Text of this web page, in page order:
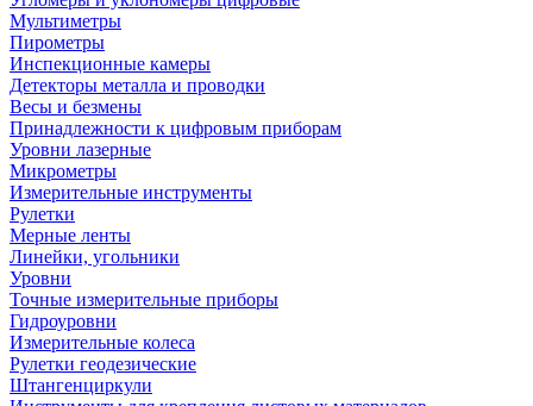
Мультиметры
Пирометры
Инспекционные камеры
Детекторы металла и проводки
Весы и безмены
Принадлежности к цифровым приборам
Уровни лазерные
Микрометры
Измерительные инструменты
Рулетки
Мерные ленты
Линейки, угольники
Уровни
Точные измерительные приборы
Гидроуровни
Измерительные колеса
Рулетки геодезические
Штангенциркули